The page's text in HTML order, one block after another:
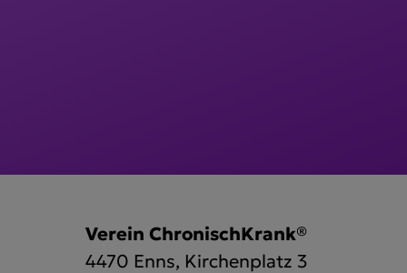
Verein ChronischKrank®
4470 Enns, Kirchenplatz 3